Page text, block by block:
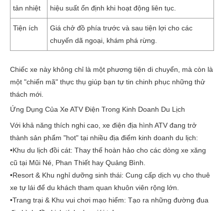
tản nhiệt
hiệu suất ổn định khi hoạt động liên tục.
Tiện ích
Giá chở đồ phía trước và sau tiện lợi cho các
chuyến dã ngoại, khám phá rừng.
Chiếc xe này không chỉ là một phương tiện di chuyển, mà còn là
một "chiến mã" thực thụ giúp bạn tự tin chinh phục những thử
thách mới.
Ứng Dụng Của Xe ATV Điện Trong Kinh Doanh Du Lịch
Với khả năng thích nghi cao, xe điện địa hình ATV đang trở
thành sản phẩm "hot" tại nhiều địa điểm kinh doanh du lịch:
•Khu du lịch đồi cát: Thay thế hoàn hảo cho các dòng xe xăng
cũ tại Mũi Né, Phan Thiết hay Quảng Bình.
•Resort & Khu nghỉ dưỡng sinh thái: Cung cấp dịch vụ cho thuê
xe tự lái để du khách tham quan khuôn viên rộng lớn.
•Trang trại & Khu vui chơi mạo hiểm: Tạo ra những đường đua